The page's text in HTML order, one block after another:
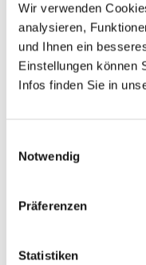
Wir verwenden
analysieren,
und Ihnen ein
Einstellungen können
Infos finden Sie in
Notwendig
Präferenzen
Statistiken
der Dörfer,
Nahversorgung,
Mobilitätsangebote.
Inhalte und Ziele
Durchführung von